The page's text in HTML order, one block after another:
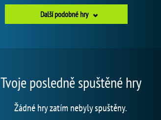
Další podobné hry
Tvoje posledně spuštěné hry
Žádné hry zatím nebyly spuštěny.